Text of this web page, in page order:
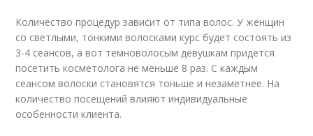
Количество процедур зависит от типа волос. У женщин
со светлыми, тонкими волосками курс будет состоять из
3-4 сеансов, а вот темноволосым девушкам придется
посетить косметолога не меньше 8 раз. С каждым
сеансом волоски становятся тоньше и незаметнее. На
количество посещений влияют индивидуальные
особенности клиента.